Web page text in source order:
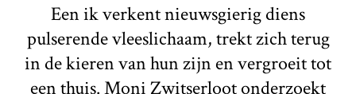
Een ik verkent nieuwsgierig diens
pulserende vleeslichaam, trekt zich terug
in de kieren van hun zijn en vergroeit tot
een thuis. Moni Zwitserloot onderzoekt